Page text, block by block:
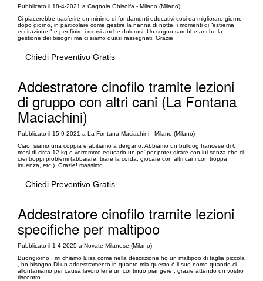
Pubblicato il 18-4-2021 a Cagnola Ghisolfa - Milano (Milano)
Ci piacerebbe trasferire un minimo di fondamenti educativi cosi da migliorare giorno
dopo giorno, in particolare come gestire la nanna di notte, i momenti di “estrema
eccitazione " e per finire i morsi anche dolorosi. Un sogno sarebbe anche la
gestione dei bisogni ma ci siamo quasi rassegnati. Grazie
Chiedi Preventivo Gratis
Addestratore cinofilo tramite lezioni
di gruppo con altri cani (La Fontana
Maciachini)
Pubblicato il 15-9-2021 a La Fontana Maciachini - Milano (Milano)
Ciao, siamo una coppia e abitiamo a dergano. Abbiamo un bulldog francese di 6
mesi di circa 12 kg e vorremmo educarlo un po' per poter girare con lui senza che ci
crei troppi problemi (abbaiare, tirare la corda, giocare con altri cani con troppa
irruenza, etc.). Grazie! massimo
Chiedi Preventivo Gratis
Addestratore cinofilo tramite lezioni
specifiche per maltipoo
Pubblicato il 1-4-2025 a Novate Milanese (Milano)
Buongiorno , mi chiamo luisa come nella descrizione ho un maltipoo di taglia piccola
, ho bisogno Di un addestramento in quanto mia questo è il suo nome quando ci
allontaniamo per causa lavoro lei è un continuo piangere , grazie attendo un vostro
riscontro.